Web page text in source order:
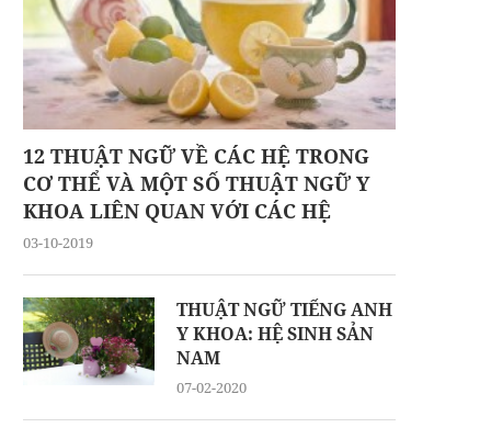
12 THUẬT NGỮ VỀ CÁC HỆ TRONG
CƠ THỂ VÀ MỘT SỐ THUẬT NGỮ Y
KHOA LIÊN QUAN VỚI CÁC HỆ
03-10-2019
THUẬT NGỮ TIẾNG ANH
Y KHOA: HỆ SINH SẢN
NAM
07-02-2020